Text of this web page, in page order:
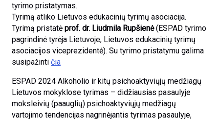
tyrimo pristatymas.
Tyrimą atliko Lietuvos edukacinių tyrimų asociacija.
Tyrimą pristatė prof. dr. Liudmila Rupšienė(ESPAD tyrimo
pagrindinė tyrėja Lietuvoje, Lietuvos edukacinių tyrimų
asociacijos viceprezidentė). Su tyrimo pristatymu galima
susipažinti čia
ESPAD 2024 Alkoholio ir kitų psichoaktyviųjų medžiagų
Lietuvos mokyklose tyrimas – didžiausias pasaulyje
moksleivių (paauglių) psichoaktyviųjų medžiagų
vartojimo tendencijas nagrinėjantis tyrimas pasaulyje,